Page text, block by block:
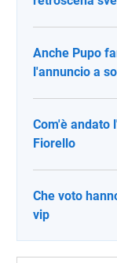
Anche Pupo
l'annuncio a
Com'è andato
Fiorello
Che voto
vip